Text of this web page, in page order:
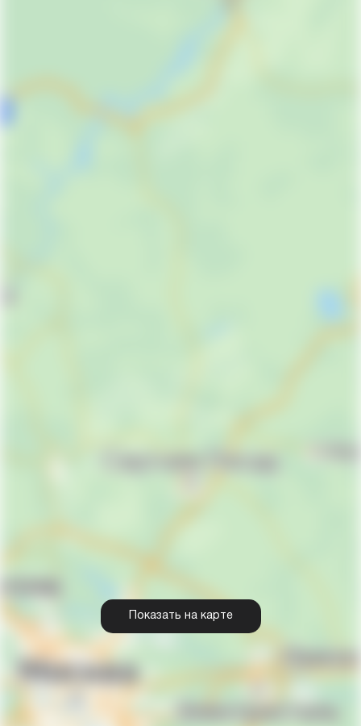
Показать на карте